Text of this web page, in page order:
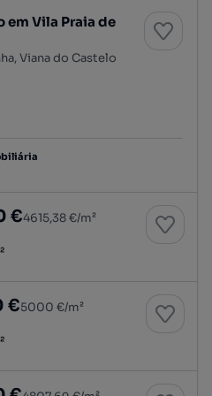
Vila Praia de
Viana do Castelo
de Âncora, junto ao Atlântico
€4615,38 €/m²
quadrado
de Âncora, junto ao Atlântico
€5000 €/m²
quadrado
de Âncora, junto ao Atlântico